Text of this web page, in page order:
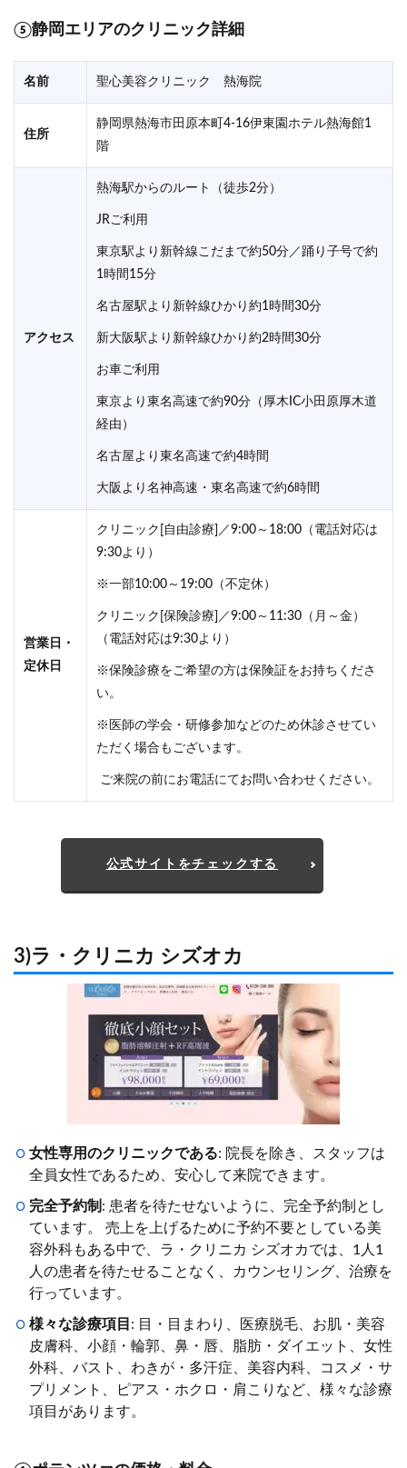
⑤静岡エリアのクリニック詳細
名前 聖心美容クリニック 熱海院
住所
静岡県熱海市田原本町4-16伊東園ホテル熱海館1
階
アクセス
熱海駅からのルート（徒歩2分）
JRご利用
東京駅より新幹線こだまで約50分／踊り子号で約
1時間15分
名古屋駅より新幹線ひかり約1時間30分
新大阪駅より新幹線ひかり約2時間30分
お車ご利用
東京より東名高速で約90分（厚木IC小田原厚木道
経由）
名古屋より東名高速で約4時間
大阪より名神高速・東名高速で約6時間
営業日・
定休日
クリニック[自由診療]／9:00～18:00（電話対応は
9:30より）
※一部10:00～19:00（不定休）
クリニック[保険診療]／9:00～11:30（月～金）
（電話対応は9:30より）
※保険診療をご希望の方は保険証をお持ちくださ
い。
※医師の学会・研修参加などのため休診させてい
ただく場合もございます。
ご来院の前にお電話にてお問い合わせください。
公式サイトをチェックする
3)ラ・クリニカ シズオカ
女性専用のクリニックである: 院長を除き、スタッフは
全員女性であるため、安心して来院できます。
完全予約制 : 患者を待たせないように、完全予約制とし
ています。 売上を上げるために予約不要としている美
容外科もある中で、ラ・クリニカ シズオカでは、1人1
人の患者を待たせることなく、カウンセリング、治療を
行っています。
様々な診療項目 : 目・目まわり、医療脱毛、お肌・美容
皮膚科、小顔・輪郭、鼻・唇、脂肪・ダイエット、女性
外科、バスト、わきが・多汗症、美容内科、コスメ・サ
プリメント、ピアス・ホクロ・肩こりなど、様々な診療
項目があります。